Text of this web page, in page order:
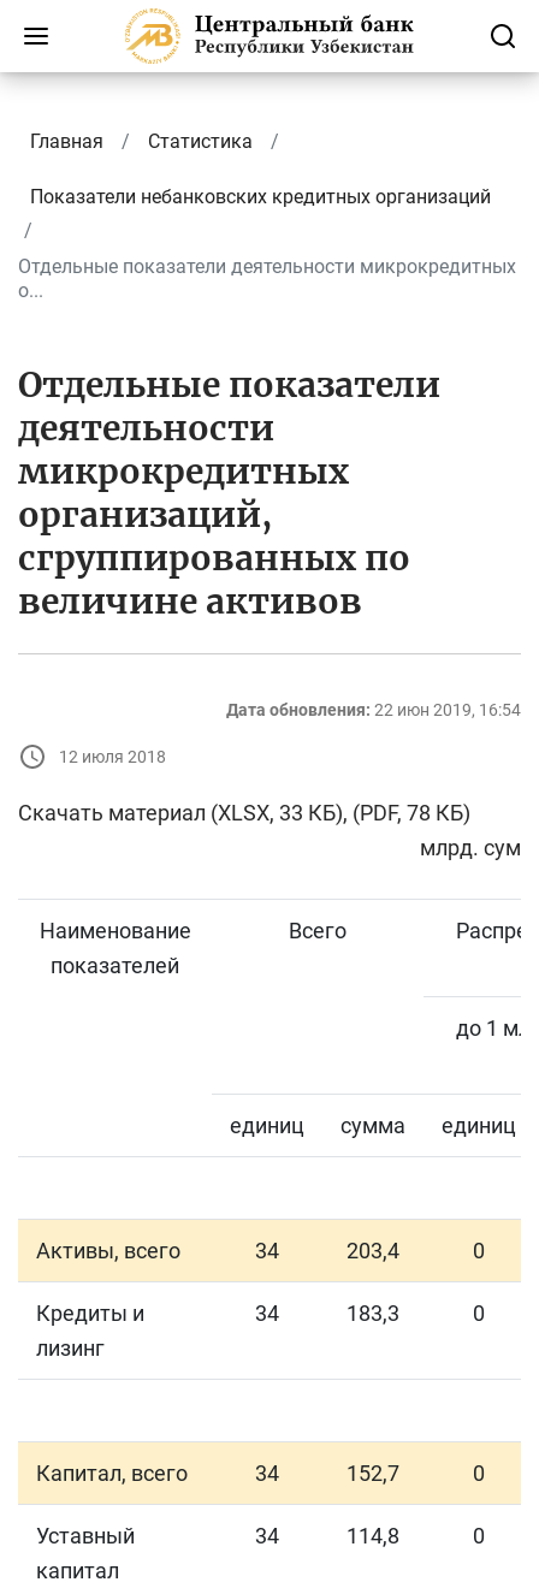
Главная Статистика
Показатели небанковских кредитных организаций
Отдельные показатели деятельности микрокредитных
о...
Отдельные показатели
деятельности
микрокредитных
организаций,
сгруппированных по
величине активов
Дата обновления: 22 июн 2019, 16:54
12 июля 2018
Скачать материал (XLSX, 33 КБ), (PDF, 78 КБ)
млрд. сум
Наименование
показателей
Всего
до 1
единиц сумма единиц
Активы, всего 34 203,4 0
Кредиты и
лизинг
34 183,3 0
Капитал, всего 34 152,7 0
Уставный
капитал
34 114,8 0